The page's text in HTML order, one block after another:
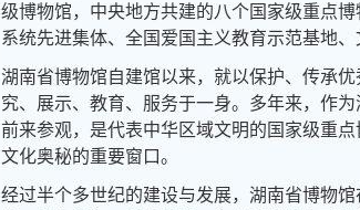
级博物馆，中央地方共建的八个国家级重点
系统先进集体、全国爱国主义教育示范基地
湖南省博物馆自建馆以来，就以保护、传承
究、展示、教育、服务于一身。多年来，作
前来参观，是代表中华区域文明的国家级重
文化奥秘的重要窗口。
经过半个多世纪的建设与发展，湖南省博物